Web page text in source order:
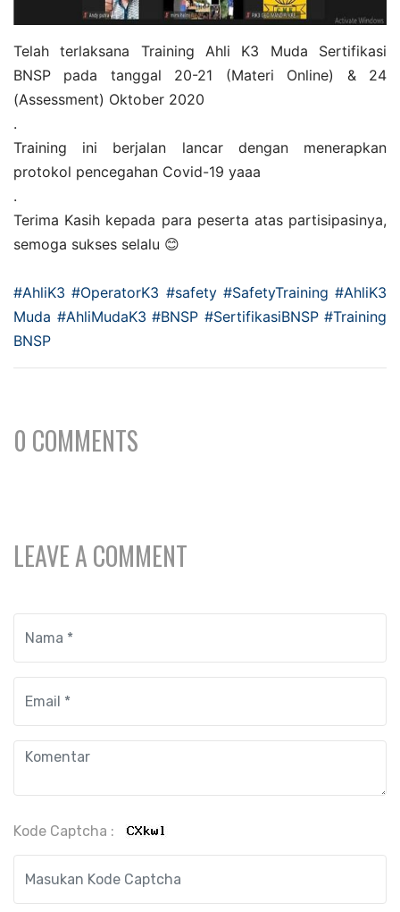
Telah terlaksana Training Ahli K3 Muda Sertifikasi
BNSP pada tanggal 20-21 (Materi Online) & 24
(Assessment) Oktober 2020
.
Training ini berjalan lancar dengan menerapkan
protokol pencegahan Covid-19 yaaa
.
Terima Kasih kepada para peserta atas partisipasinya,
semoga sukses selalu 😊
#AhliK3 #OperatorK3 #safety #SafetyTraining #AhliK3
Muda #AhliMudaK3 #BNSP #SertifikasiBNSP #Training
BNSP
0 COMMENTS
LEAVE A COMMENT
Kode Captcha :